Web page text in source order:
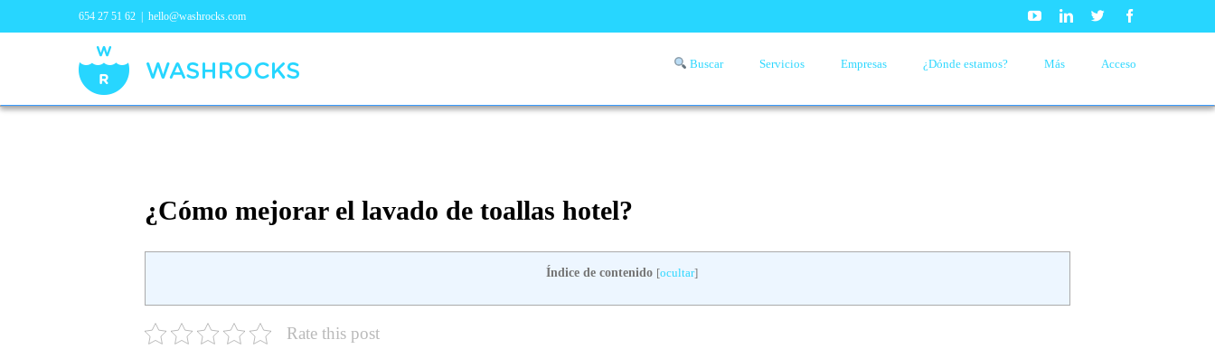
654 27 51 62 | hello@washrocks.com YoutubeLinkedinTwitter
Buscar Servicios Empresas ¿Dónde estamos? Más Acceso
¿Cómo mejorar el lavado de toallas hotel?
Índice de contenido [ocultar]
Rate this post